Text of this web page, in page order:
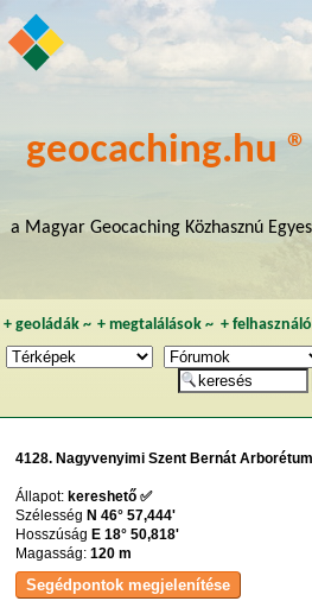
geocaching.hu ®
a Magyar Geocaching Közhasznú
+ geoládák~ +megtalálások ~ +
4128. Nagyvenyimi Szent Bernát Arborétum
Állapot: kereshető ✅
Szélesség N 46° 57,444'
Hosszúság E 18° 50,818'
Magasság:120 m